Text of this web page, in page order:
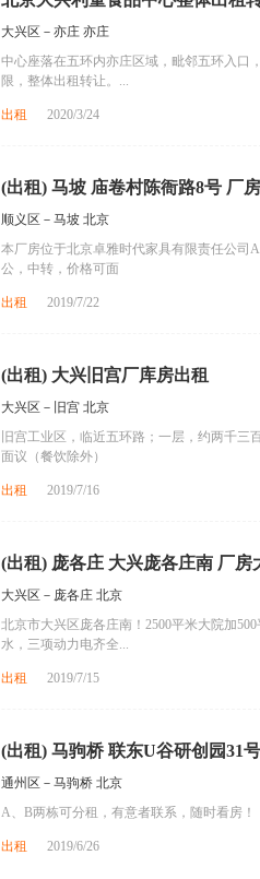
大兴区－亦庄 亦庄
中心座落在五环内亦庄区域，毗邻五环入口
限，整体出租转让。...
出租 2020/3/24
(出租) 马坡 庙卷村陈衙路8号 厂
顺义区－马坡 北京
本厂房位于北京卓雅时代家具有限责任公司
公，中转，价格可面
出租 2019/7/22
(出租) 大兴旧宫厂库房出租
大兴区－旧宫 北京
旧宫工业区，临近五环路；一层，约两千
面议（餐饮除外）
出租 2019/7/16
(出租) 庞各庄 大兴庞各庄南 厂房
大兴区－庞各庄 北京
北京市大兴区庞各庄南！2500平米大院加
水，三项动力电齐全...
出租 2019/7/15
(出租) 马驹桥 联东U谷研创园31
通州区－马驹桥 北京
A、B两栋可分租，有意者联系，随时看房！
出租 2019/6/26